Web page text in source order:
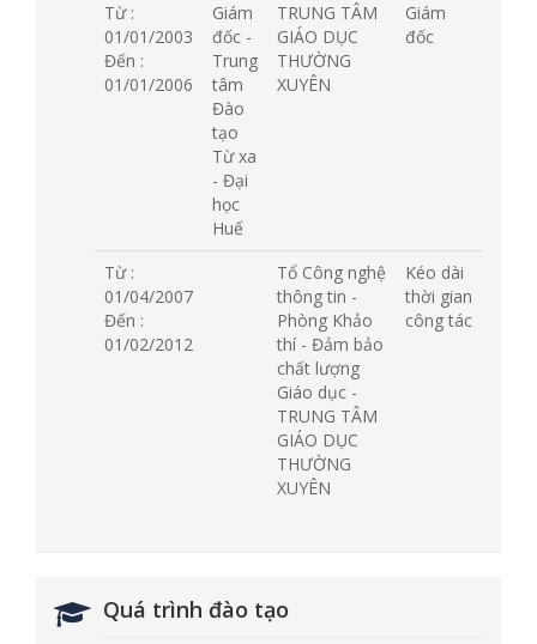
Từ :
01/01/2003
Đến :
01/01/2006
Giám
đốc -
Trung
tâm
Đào
tạo
Từ xa
- Đại
học
Huế
TRUNG TÂM
GIÁO DỤC
THƯỜNG
XUYÊN
Giám
đốc
Từ :
01/04/2007
Đến :
01/02/2012
Tổ Công nghệ
thông tin -
Phòng Khảo
thí - Đảm bảo
chất lượng
Giáo dục -
TRUNG TÂM
GIÁO DỤC
THƯỜNG
XUYÊN
Kéo dài
thời gian
công tác
Quá trình đào tạo